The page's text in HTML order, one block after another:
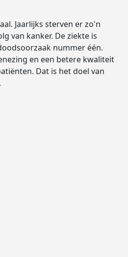
Jaarlijks sterven er zo'n
van kanker. De ziekte is
nummer één.
en een betere kwaliteit
Dat is het doel van